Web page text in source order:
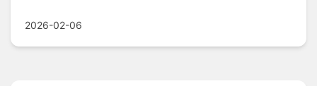
2026-02-06